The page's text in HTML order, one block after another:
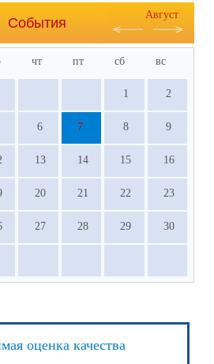
События
Август
чт пт сб вс
1 2
6 7 8 9
13 14 15 16
20 21 22 23
27 28 29 30
оценка качества